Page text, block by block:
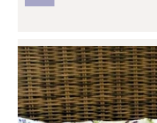
Tönkölypárna nagy
Utolsó darabok!
Mérete:49 cm x 29 cm
Levendula töltettel